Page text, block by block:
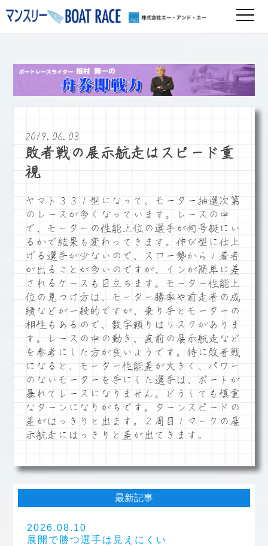
2019.06.03
敗者戦の展示航走はスピード重
視
ヤマト３３１型になって、モーター抽選次第
のレースが多くなっています。レースの中
で、モーターの性能上位の選手が何号艇にい
るかで結果も変わってきます。伸び型に仕上
げる選手が少ないので、スロー勢から１着者
が出ることが多いのですが、インが簡単に差
されるケースも目立ちます。モーター性能上
位の見つけ方は、モーター勝率や前走者の成
績などが一般的ですが、乗り手とモーターの
相性もあるので、数字頼りはリスクがありま
す。レースの中の動き、直前の展示航走など
を参考にした方が良いようです。特に敗者戦
になると、モーター性能差が大きく、パワー
のないモーターを手にした選手は、ボートが
暴れてレースになりません。どうしても慎重
なターンになりがちです。ターンスピードの
差がはっきりと出ます。２周目１マークの展
示航走にはっきりと差が出てきます。
最新記事
2026.08.10
展開で勝つ選手は見えにくい